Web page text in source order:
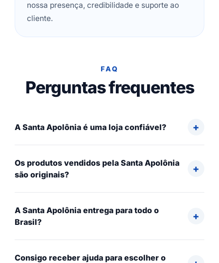
nossa presença, credibilidade e suporte ao
cliente.
FAQ
Perguntas frequentes
A Santa Apolônia é uma loja confiável?
Os produtos vendidos pela Santa Apolônia
são originais?
A Santa Apolônia entrega para todo o
Brasil?
Consigo receber ajuda para escolher o